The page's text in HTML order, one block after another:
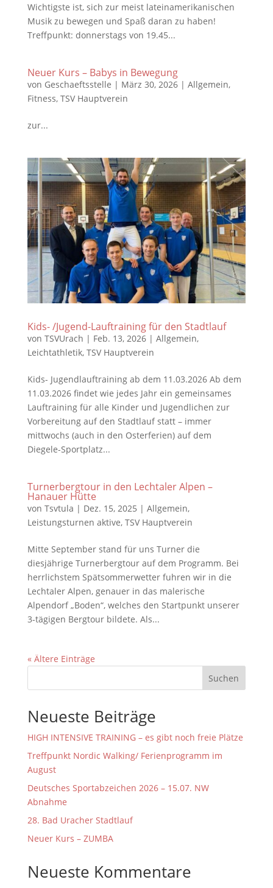
Wichtigste ist, sich zur meist lateinamerikanischen
Musik zu bewegen und Spaß daran zu haben!
Treffpunkt: donnerstags von 19.45...
Neuer Kurs – Babys in Bewegung
von Geschaeftsstelle | März 30, 2026| Allgemein,
Fitness, TSV Hauptverein
zur...
Kids- /Jugend-Lauftraining für den Stadtlauf
von TSVUrach | Feb. 13, 2026| Allgemein,
Leichtathletik, TSV Hauptverein
Kids- Jugendlauftraining ab dem 11.03.2026 Ab dem
11.03.2026 findet wie jedes Jahr ein gemeinsames
Lauftraining für alle Kinder und Jugendlichen zur
Vorbereitung auf den Stadtlauf statt – immer
mittwochs (auch in den Osterferien) auf dem
Diegele-Sportplatz...
Turnerbergtour in den Lechtaler Alpen –
Hanauer Hütte
von Tsvtula | Dez. 15, 2025 | Allgemein,
Leistungsturnen aktive, TSV Hauptverein
Mitte September stand für uns Turner die
diesjährige Turnerbergtour auf dem Programm. Bei
herrlichstem Spätsommerwetter fuhren wir in die
Lechtaler Alpen, genauer in das malerische
Alpendorf „Boden“, welches den Startpunkt unserer
3-tägigen Bergtour bildete. Als...
« Ältere Einträge
Suchen
Neueste Beiträge
HIGH INTENSIVE TRAINING – es gibt noch freie Plätze
Treffpunkt Nordic Walking/ Ferienprogramm im
August
Deutsches Sportabzeichen 2026 – 15.07. NW
Abnahme
28. Bad Uracher Stadtlauf
Neuer Kurs – ZUMBA
Neueste Kommentare